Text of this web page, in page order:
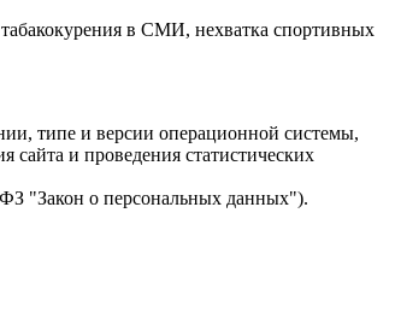
в СМИ, нехватка спортивных
типе и версии операционной системы,
сайта и проведения статистических
ФЗ "Закон о персональных данных").